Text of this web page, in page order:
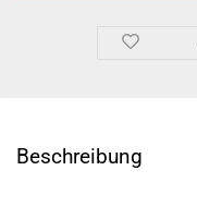
Beschreibung